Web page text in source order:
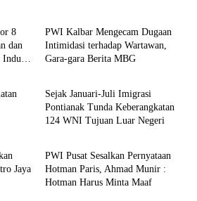
8
dan
PWI Kalbar Mengecam Dugaan
Intimidasi terhadap Wartawan,
Gara-gara Berita MBG
News
Sejak Januari-Juli Imigrasi
Pontianak Tunda Keberangkatan
124 WNI Tujuan Luar Negeri
Jaya
News
PWI Pusat Sesalkan Pernyataan
Hotman Paris, Ahmad Munir :
Hotman Harus Minta Maaf